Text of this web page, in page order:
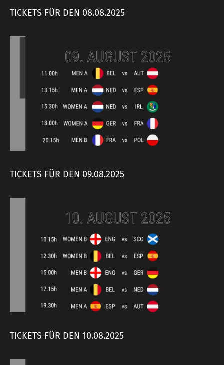
TICKETS FÜR DEN 08.08.2025
TICKETS FÜR DEN 09.08.2025
TICKETS FÜR DEN 10.08.2025